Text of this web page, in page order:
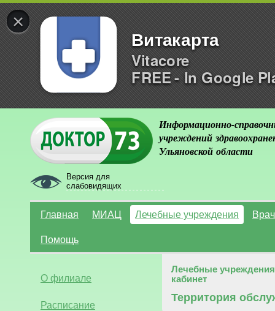
×
Витакарта
Vitacore
FREE - In Google
Версия для
слабовидящих
Информационно-
учреждений
Ульяновской области
Главная МИАЦ Лечебные учреждения
Помощь
О филиале
Расписание
Лечебные учреждения
кабинет
Территория